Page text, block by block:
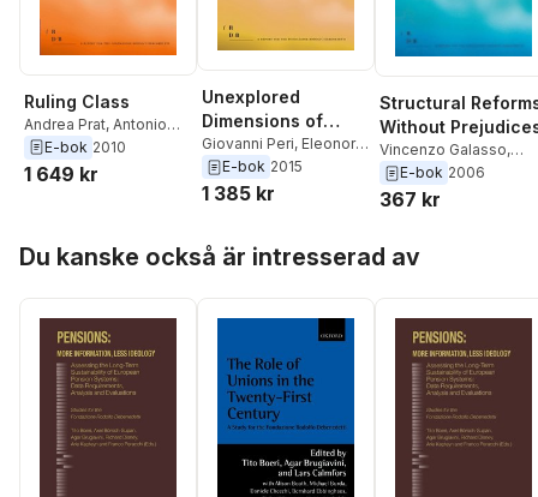
Ruling Class
Andrea Prat, Antonio
Merlo,Tito Boeri
E-bok 2010
1 649 kr
Unexplored
Dimensions of
Discrimination
Giovanni Peri, Eleonora
Patacchini,Tito Boeri
E-bok 2015
1 385 kr
Structural
Without
Vincenzo Galasso,
Riccardo Faini,
Castanheira
E-bok 2006
367 kr
Du kanske också är intresserad av